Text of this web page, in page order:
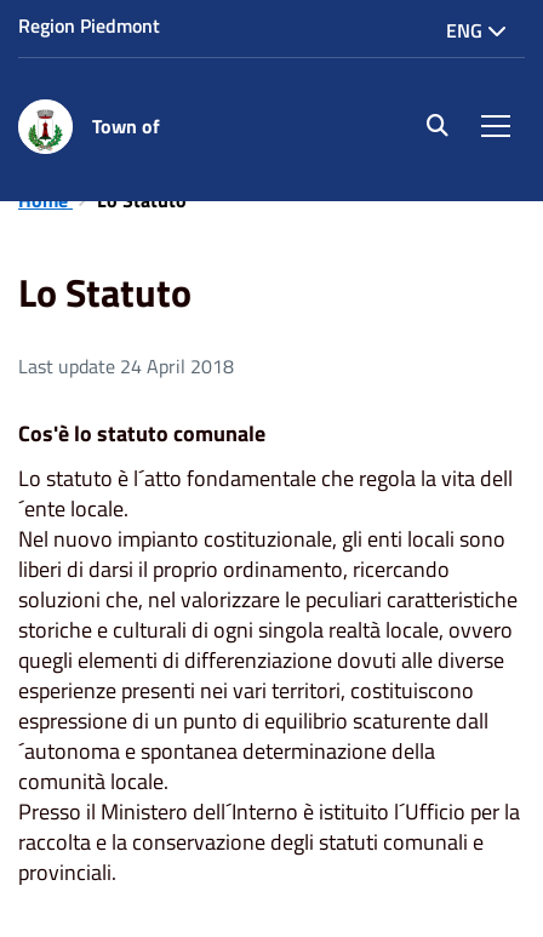
Region Piedmont ENG
Town of site.searc
Home Lo Statuto
Lo Statuto
Last update 24 April 2018
Cos'è lo statuto comunale
Lo statuto è l´atto fondamentale che regola la vita dell
´ente locale.
Nel nuovo impianto costituzionale, gli enti locali sono
liberi di darsi il proprio ordinamento, ricercando
soluzioni che, nel valorizzare le peculiari caratteristiche
storiche e culturali di ogni singola realtà locale, ovvero
quegli elementi di differenziazione dovuti alle diverse
esperienze presenti nei vari territori, costituiscono
espressione di un punto di equilibrio scaturente dall
´autonoma e spontanea determinazione della
comunità locale.
Presso il Ministero dell´Interno è istituito l´Ufficio per la
raccolta e la conservazione degli statuti comunali e
provinciali.